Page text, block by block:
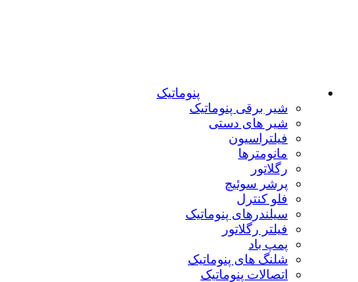
پنوماتیک
شیر برقی پنوماتیک
شیر های دستی
فیلتراسیون
مانومترها
رگلاتور
پرشر سوئیچ
فلو کنترل
سیلندرهای پنوماتیک
فیلتر رگلاتور
پمپ باد
شلنگ های پنوماتیک
اتصالات پنوماتیک